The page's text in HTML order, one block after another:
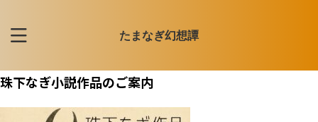
たまなぎ幻想譚
珠下なぎ小説作品のご案内